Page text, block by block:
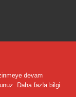
devam
Daha fazla bilgi